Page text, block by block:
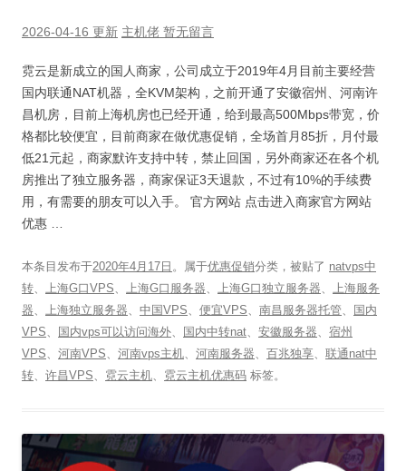
2026-04-16 更新 主机佬 暂无留言
霓云是新成立的国人商家，公司成立于2019年4月目前主要经营
国内联通NAT机器，全KVM架构，之前开通了安徽宿州、河南许
昌机房，目前上海机房也已经开通，给到最高500Mbps带宽，价
格都比较便宜，目前商家在做优惠促销，全场首月85折，月付最
低21元起，商家默许支持中转，禁止回国，另外商家还在各个机
房推出了独立服务器，商家保证3天退款，不过有10%的手续费
用，有需要的朋友可以入手。 官方网站 点击进入商家官方网站
优惠 …
本条目发布于2020年4月17日 。属于优惠促销分类，被贴了 natvps中
转
上海G口VPS 上海G口服务器 上海G口独立服务器
上海服务
器
上海独立服务器 中国VPS 便宜VPS 南昌服务器托管
国内
VPS
国内vps可以访问海外 国内中转nat 安徽服务器
宿州
VPS
河南VPS 河南vps主机 河南服务器 百兆独享
联通nat中
转
许昌VPS 霓云主机 霓云主机优惠码 标签。